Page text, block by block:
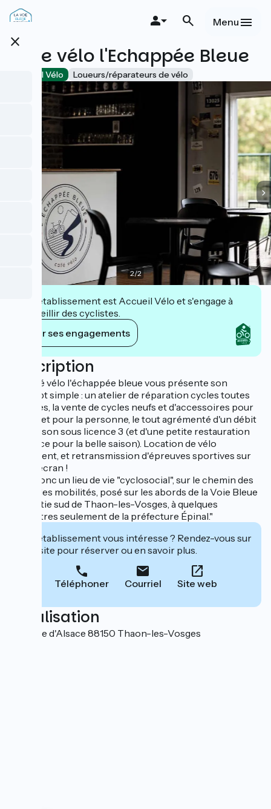
Aller
au
principal
close
Menu
Cafe vélo l'Echappée Bleue
Accueil Vélo Loueurs/réparateurs de vélo
2/2
Cet établissement est Accueil Vélo et s'engage à
accueillir des cyclistes.
Voir ses engagements
Description
"Le café vélo l'échappée bleue vous présente son
concept simple : un atelier de réparation cycles toutes
marques, la vente de cycles neufs et d'accessoires pour
le bien et pour la personne, le tout agrémenté d'un débit
de boisson sous licence 3 (et d'une petite restauration
sur place pour la belle saison). Location de vélo
également, et retransmission d'épreuves sportives sur
grand écran !
C'est donc un lieu de vie "cyclosocial", sur le chemin des
nouvelles mobilités, posé sur les abords de la Voie Bleue
à la sortie sud de Thaon-les-Vosges, à quelques
kilomètres seulement de la préfecture Épinal."
Cet établissement vous intéresse ? Rendez-vous sur
leur site pour réserver ou en savoir plus.
Téléphoner Courriel Site web
Localisation
4 bis rue d'Alsace 88150 Thaon-les-Vosges